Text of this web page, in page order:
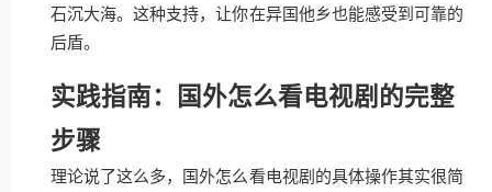
石沉大海。这种支持，让你在异国他乡也能感受到可靠的
后盾。
实践指南：国外怎么看电视剧的完整
步骤
理论说了这么多，国外怎么看电视剧的具体操作其实很简